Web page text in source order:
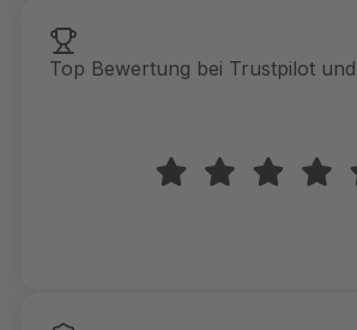
Top Bewertung bei Trustpilot